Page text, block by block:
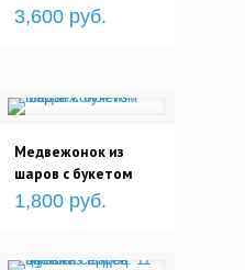
3,600 руб.
Медвежонок из
шаров с букетом
1,800 руб.